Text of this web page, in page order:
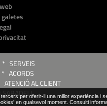
per oferir-li una millor experiència
en qualsevol moment. Consulti
* SERVEIS
* ACORDS
ATENCIÓ AL CLIENT
SABADELL